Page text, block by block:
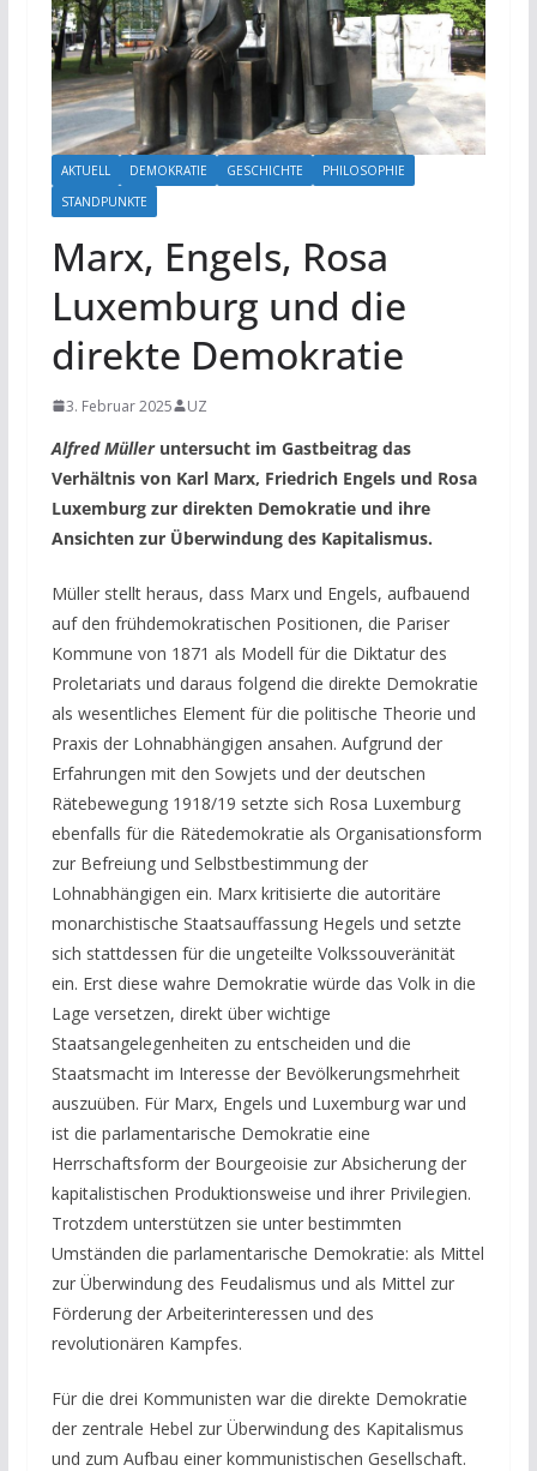
AKTUELL DEMOKRATIE GESCHICHTE
PHILOSOPHIE
STANDPUNKTE
Marx, Engels, Rosa
Luxemburg und die
direkte Demokratie
3. Februar 2025 UZ
Alfred Mülleruntersucht im Gastbeitrag das
Verhältnis von Karl Marx, Friedrich Engels und Rosa
Luxemburg zur direkten Demokratie und ihre
Ansichten zur Überwindung des Kapitalismus.
Müller stellt heraus, dass Marx und Engels, aufbauend
auf den frühdemokratischen Positionen, die Pariser
Kommune von 1871 als Modell für die Diktatur des
Proletariats und daraus folgend die direkte Demokratie
als wesentliches Element für die politische Theorie und
Praxis der Lohnabhängigen ansahen. Aufgrund der
Erfahrungen mit den Sowjets und der deutschen
Rätebewegung 1918/19 setzte sich Rosa Luxemburg
ebenfalls für die Rätedemokratie als Organisationsform
zur Befreiung und Selbstbestimmung der
Lohnabhängigen ein. Marx kritisierte die autoritäre
monarchistische Staatsauffassung Hegels und setzte
sich stattdessen für die ungeteilte Volkssouveränität
ein. Erst diese wahre Demokratie würde das Volk in die
Lage versetzen, direkt über wichtige
Staatsangelegenheiten zu entscheiden und die
Staatsmacht im Interesse der Bevölkerungsmehrheit
auszuüben. Für Marx, Engels und Luxemburg war und
ist die parlamentarische Demokratie eine
Herrschaftsform der Bourgeoisie zur Absicherung der
kapitalistischen Produktionsweise und ihrer Privilegien.
Trotzdem unterstützen sie unter bestimmten
Umständen die parlamentarische Demokratie: als Mittel
zur Überwindung des Feudalismus und als Mittel zur
Förderung der Arbeiterinteressen und des
revolutionären Kampfes.
Für die drei Kommunisten war die direkte Demokratie
der zentrale Hebel zur Überwindung des Kapitalismus
und zum Aufbau einer kommunistischen Gesellschaft.